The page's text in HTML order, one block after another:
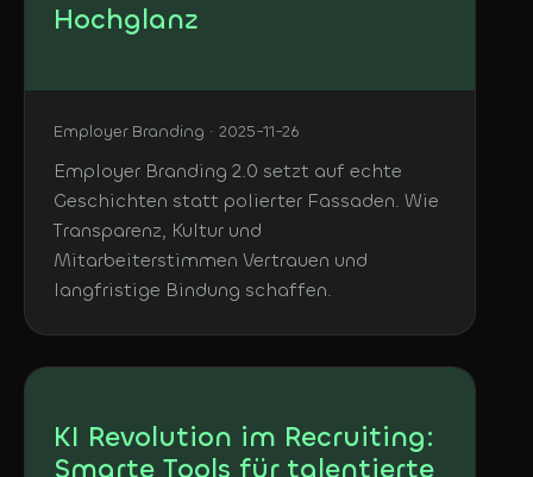
Hochglanz
Employer Branding · 2025-11-26
Employer Branding 2.0 setzt auf echte
Geschichten statt polierter Fassaden. Wie
Transparenz, Kultur und
Mitarbeiterstimmen Vertrauen und
langfristige Bindung schaffen.
KI Revolution im Recruiting:
Smarte Tools für talentierte